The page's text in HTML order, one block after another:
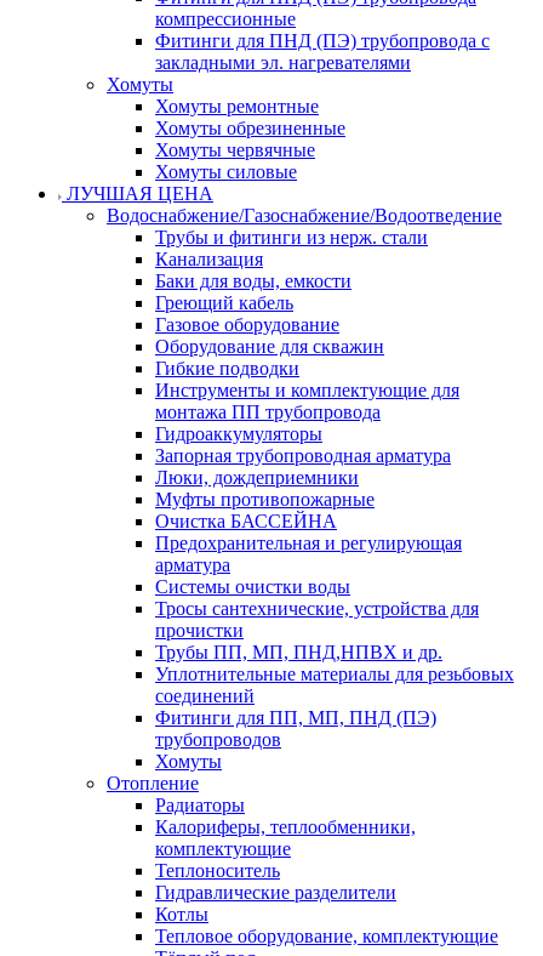
компрессионные
Фитинги для ПНД (ПЭ) трубопровода с
закладными эл. нагревателями
Хомуты
Хомуты ремонтные
Хомуты обрезиненные
Хомуты червячные
Хомуты силовые
ЛУЧШАЯ ЦЕНА
Водоснабжение/Газоснабжение/Водоотведение
Трубы и фитинги из нерж. стали
Канализация
Баки для воды, емкости
Греющий кабель
Газовое оборудование
Оборудование для скважин
Гибкие подводки
Инструменты и комплектующие для
монтажа ПП трубопровода
Гидроаккумуляторы
Запорная трубопроводная арматура
Люки, дождеприемники
Муфты противопожарные
Очистка БАССЕЙНА
Предохранительная и регулирующая
арматура
Системы очистки воды
Тросы сантехнические, устройства для
прочистки
Трубы ПП, МП, ПНД,НПВХ и др.
Уплотнительные материалы для резьбовых
соединений
Фитинги для ПП, МП, ПНД (ПЭ)
трубопроводов
Хомуты
Отопление
Радиаторы
Калориферы, теплообменники,
комплектующие
Теплоноситель
Гидравлические разделители
Котлы
Тепловое оборудование, комплектующие